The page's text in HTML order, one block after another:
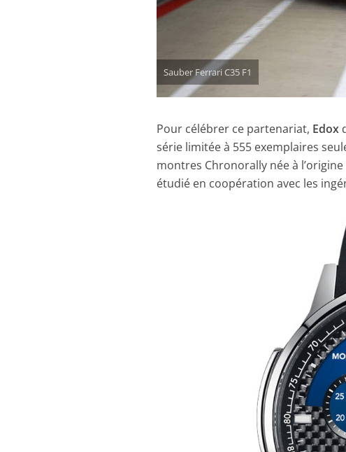
Sauber Ferrari C35 F1
Pour célébrer ce partenariat, Edox
série limitée à 555 exemplaires
montres Chronorally née à
étudié en coopération avec les